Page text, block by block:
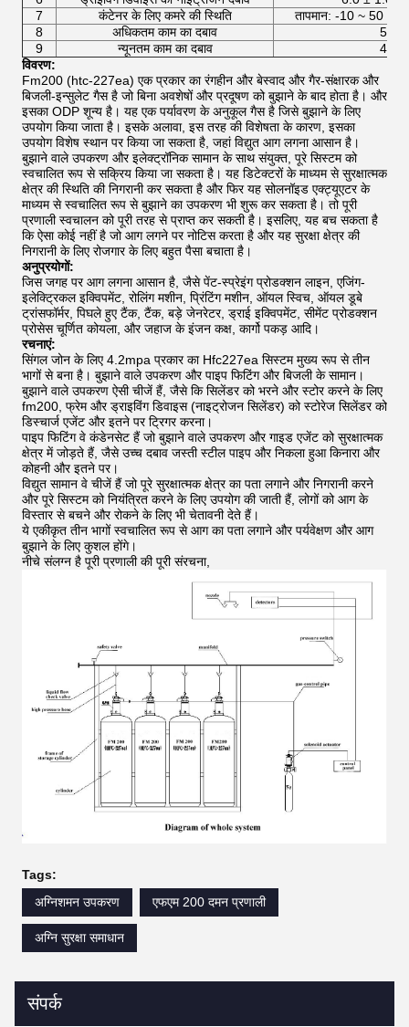
7
कंटेनर के लिए कमरे की स्थिति
तापमान: -10 ~ 50 ℃,
8
अधिकतम काम का दबाव
9
न्यूनतम काम का दबाव
विवरण:
Fm200 (htc-227ea) एक प्रकार का रंगहीन और बेस्वाद और गैर-संक्षारक और
बिजली-इन्सुलेट गैस है जो बिना अवशेषों और प्रदूषण को बुझाने के बाद होता है। और
इसका ODP शून्य है। यह एक पर्यावरण के अनुकूल गैस है जिसे बुझाने के लिए
उपयोग किया जाता है। इसके अलावा, इस तरह की विशेषता के कारण, इसका
उपयोग विशेष स्थान पर किया जा सकता है, जहां विद्युत आग लगना आसान है।
बुझाने वाले उपकरण और इलेक्ट्रॉनिक सामान के साथ संयुक्त, पूरे सिस्टम को
स्वचालित रूप से सक्रिय किया जा सकता है। यह डिटेक्टरों के माध्यम से सुरक्षात्मक
क्षेत्र की स्थिति की निगरानी कर सकता है और फिर यह सोलनॉइड एक्ट्यूएटर के
माध्यम से स्वचालित रूप से बुझाने का उपकरण भी शुरू कर सकता है। तो पूरी
प्रणाली स्वचालन को पूरी तरह से प्राप्त कर सकती है। इसलिए, यह बच सकता है
कि ऐसा कोई नहीं है जो आग लगने पर नोटिस करता है और यह सुरक्षा क्षेत्र की
निगरानी के लिए रोजगार के लिए बहुत पैसा बचाता है।
अनुप्रयोगों:
जिस जगह पर आग लगना आसान है, जैसे पेंट-स्प्रेइंग प्रोडक्शन लाइन, एजिंग-
इलेक्ट्रिकल इक्विपमेंट, रोलिंग मशीन, प्रिंटिंग मशीन, ऑयल स्विच, ऑयल डूबे
ट्रांसफॉर्मर, पिघले हुए टैंक, टैंक, बड़े जेनरेटर, ड्राई इक्विपमेंट, सीमेंट प्रोडक्शन
प्रोसेस चूर्णित कोयला, और जहाज के इंजन कक्ष, कार्गो पकड़ आदि।
रचनाएं:
सिंगल जोन के लिए 4.2mpa प्रकार का Hfc227ea सिस्टम मुख्य रूप से तीन
भागों से बना है। बुझाने वाले उपकरण और पाइप फिटिंग और बिजली के सामान।
बुझाने वाले उपकरण ऐसी चीजें हैं, जैसे कि सिलेंडर को भरने और स्टोर करने के लिए
fm200, फ्रेम और ड्राइविंग डिवाइस (नाइट्रोजन सिलेंडर) को स्टोरेज सिलेंडर को
डिस्चार्ज एजेंट और इतने पर ट्रिगर करना।
पाइप फिटिंग वे कंडेनसेट हैं जो बुझाने वाले उपकरण और गाइड एजेंट को सुरक्षात्मक
क्षेत्र में जोड़ते हैं, जैसे उच्च दबाव जस्ती स्टील पाइप और निकला हुआ किनारा और
कोहनी और इतने पर।
विद्युत सामान वे चीजें हैं जो पूरे सुरक्षात्मक क्षेत्र का पता लगाने और निगरानी करने
और पूरे सिस्टम को नियंत्रित करने के लिए उपयोग की जाती हैं, लोगों को आग के
विस्तार से बचने और रोकने के लिए भी चेतावनी देते हैं।
ये एकीकृत तीन भागों स्वचालित रूप से आग का पता लगाने और पर्यवेक्षण और आग
बुझाने के लिए कुशल होंगे।
नीचे संलग्न है पूरी प्रणाली की पूरी संरचना,
Tags:
अग्निशमन उपकरण
एफएम 200 दमन प्रणाली
अग्नि सुरक्षा समाधान
संपर्क